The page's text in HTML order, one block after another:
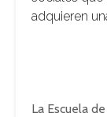
adquieren
La Escuela